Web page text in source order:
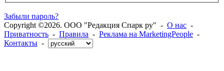
Забыли пароль?
Copyright ©2026. ООО "Редакция Спарк ру" - О нас -
Приватность - Правила - Реклама на MarketingPeople -
Контакты -